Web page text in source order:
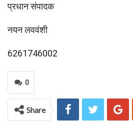
प्रधान संपादक
नयन लववंशी
6261746002
0
Share